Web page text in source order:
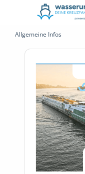
Allgemeine Infos